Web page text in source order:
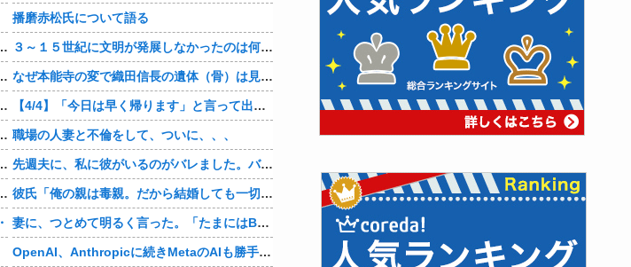
終わらないかな・・・？
和は安定の癒し・・・・
て誰が誰だか・・・？
かならんのか・・・？
のになんで休止・・・？
海フラグすぎる・・・・
播磨赤松氏について語る
３～１５世紀に文明が発展しなかったのは何故か？
なぜ本能寺の変で織田信長の遺体（骨）は見つからなかったのか
【4/4】「今日は早く帰ります」と言って出て行く妻が、何ヶ月ぶりだろう、見送る私に振り返って手を振っている。罪のなせる気持ちの表れなのか。今日の午後調査員から連絡が入る…
職場の人妻と不倫をして、ついに、、、
先週夫に、私に彼がいるのがバレました。バレ覚悟での朝帰りでしたが・・・ 私は意志を持って彼に抱かれました。その時にはもう結婚生活を終わりにする覚悟が出来ていました。
彼氏「俺の親は毒親。だから結婚しても一切関わらなくていい」私「うん」彼氏「そのかわり俺もお前の親と一切関わらない。結婚の挨拶にも行かない」私「えっ」
妻に、つとめて明るく言った。「たまにはB（俺の親友）も呼んで家で鍋でもしようか。」妻は箸を持つ手をブルブル震わせながら「何でBさんなの？」と。お前の浮気相手だからだよ！！
OpenAI、Anthropicに続きMetaのAIも勝手に他社攻撃 嘘ξけど何これ流行ってんの？